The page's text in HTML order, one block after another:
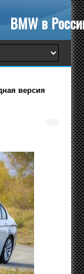
BMW в
версия